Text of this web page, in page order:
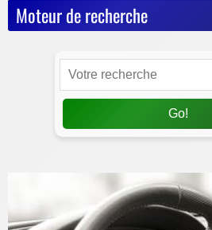
Moteur de recherche
Go!